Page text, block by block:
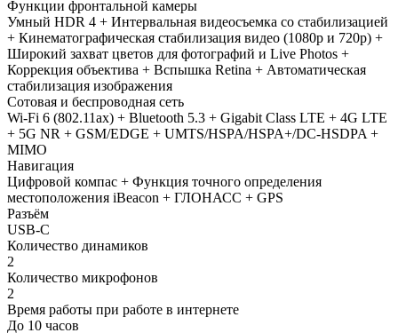
Функции фронтальной камеры
Умный HDR 4 + Интервальная видеосъемка со стабилизацией
+ Кинематографическая стабилизация видео (1080p и 720p) +
Широкий захват цветов для фотографий и Live Photos +
Коррекция объектива + Вспышка Retina + Автоматическая
стабилизация изображения
Сотовая и беспроводная сеть
Wi-Fi 6 (802.11ax) + Bluetooth 5.3 + Gigabit Class LTE + 4G LTE
+ 5G NR + GSM/EDGE + UMTS/HSPA/​HSPA+/​DC-HSDPA +
MIMO
Навигация
Цифровой компас + Функция точного определения
местоположения iBeacon + ГЛОНАСС + GPS
Разъём
USB‑C
Количество динамиков
2
Количество микрофонов
2
Время работы при работе в интернете
До 10 часов